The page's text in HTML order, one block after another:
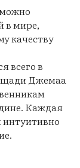
в мире,
качеству
всего в
Джемаа
Каждая
интуитивно